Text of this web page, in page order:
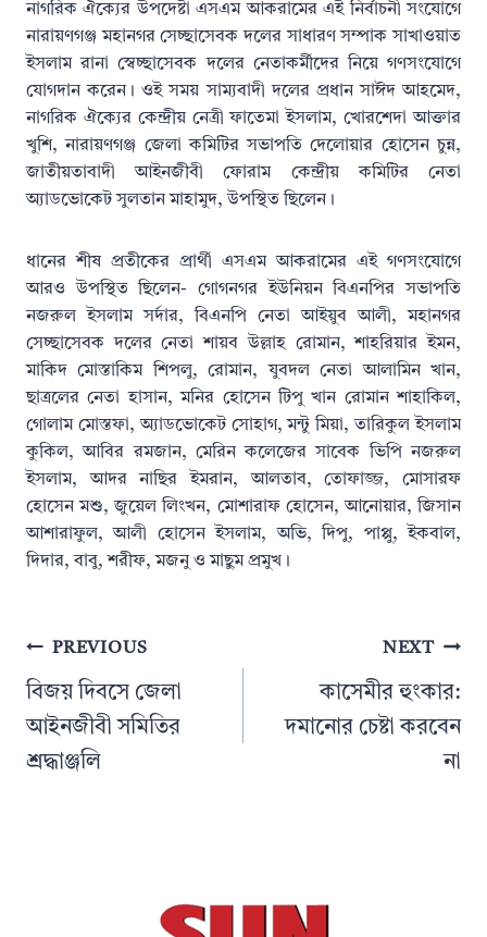
নাগরিক ঐক্যের উপদেষ্টা এসএম আকরামের এই নির্বাচনী সংযোগে
নারায়ণগঞ্জ মহানগর সেচ্ছাসেবক দলের সাধারণ সম্পাক সাখাওয়াত
ইসলাম রানা স্বেচ্ছাসেবক দলের নেতাকর্মীদের নিয়ে গণসংযোগে
যোগদান করেন। ওই সময় সাম্যবাদী দলের প্রধান সাঈদ আহমেদ,
নাগরিক ঐক্যের কেন্দ্রীয় নেত্রী ফাতেমা ইসলাম, খোরশেদা আক্তার
খুশি, নারায়ণগঞ্জ জেলা কমিটির সভাপতি দেলোয়ার হোসেন চুন্ন,
জাতীয়তাবাদী আইনজীবী ফোরাম কেন্দ্রীয় কমিটির নেতা
অ্যাডভোকেট সুলতান মাহামুদ, উপস্থিত ছিলেন।
ধানের শীষ প্রতীকের প্রার্থী এসএম আকরামের এই গণসংযোগে
আরও উপস্থিত ছিলেন- গোগনগর ইউনিয়ন বিএনপির সভাপতি
নজরুল ইসলাম সর্দার, বিএনপি নেতা আইয়ুব আলী, মহানগর
সেচ্ছাসেবক দলের নেতা শায়ব উল্লাহ রোমান, শাহরিয়ার ইমন,
মাকিদ মোস্তাকিম শিপলু, রোমান, যুবদল নেতা আলামিন খান,
ছাত্রলের নেতা হাসান, মনির হোসেন টিপু খান রোমান শাহাকিল,
গোলাম মোস্তফা, অ্যাডভোকেট সোহাগ, মন্টু মিয়া, তারিকুল ইসলাম
কুকিল, আবির রমজান, মেরিন কলেজের সাবেক ভিপি নজরুল
ইসলাম, আদর নাছির ইমরান, আলতাব, তোফাজ্জ, মোসারফ
হোসেন মশু, জুয়েল লিংখন, মোশারাফ হোসেন, আনোয়ার, জিসান
আশারাফুল, আলী হোসেন ইসলাম, অভি, দিপু, পাপ্পু, ইকবাল,
দিদার, বাবু, শরীফ, মজনু ও মাছুম প্রমুখ।
PostPREVIOUS
বিজয় দিবসে জেলা
আইনজীবী সমিতির
শ্রদ্ধাঞ্জলি
NEXT
কাসেমীর হুংকার:
দমানোর চেষ্টা করবেন
না